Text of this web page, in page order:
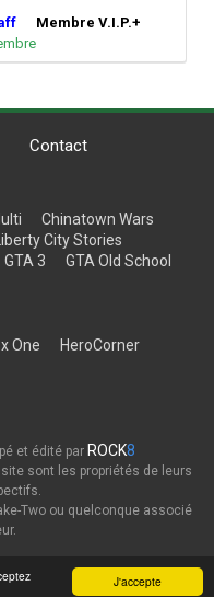
J'accepte
Membre V.I.P.+
Contact
Chinatown Wars
City Stories
GTA 3
GTA Old School
One HeroCorner
et édité par ROCK8
sont les propriétés de leurs
Two ou quelconque associé
confidentialité